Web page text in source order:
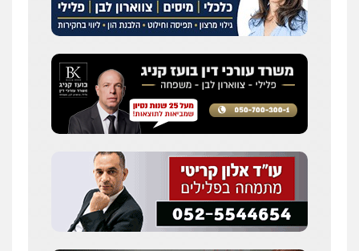
עורכי דין לענייני
אסירים
0505216700
פלילי צבאי מעצרים וחקירות
0547342002
עו"ד אלון קריטי